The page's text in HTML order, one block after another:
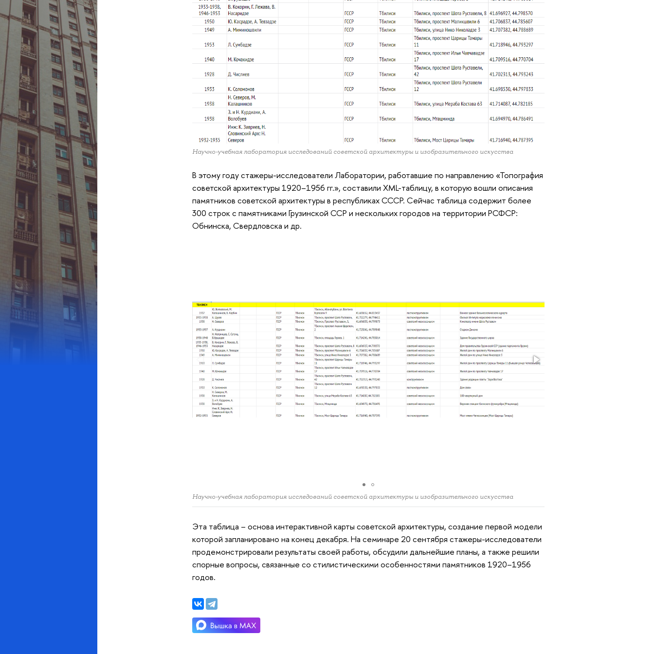
Научно-учебная лаборатория исследований советской архитектуры и изобразительного искусства
В этому году стажеры-исследователи Лаборатории, работавшие по направлению «Топография
советской архитектуры 1920–1956 гг.», составили XML-таблицу, в которую вошли описания
памятников советской архитектуры в республиках СССР. Сейчас таблица содержит более
300 строк с памятниками Грузинской ССР и нескольких городов на территории РСФСР:
Обнинска, Свердловска и др.
Научно-учебная лаборатория исследований советской архитектуры и изобразительного искусства
Эта таблица – основа интерактивной карты советской архитектуры, создание первой модели
которой запланировано на конец декабря. На семинаре 20 сентября стажеры-исследователи
продемонстрировали результаты своей работы, обсудили дальнейшие планы, а также решили
спорные вопросы, связанные со стилистическими особенностями памятников 1920–1956
годов.